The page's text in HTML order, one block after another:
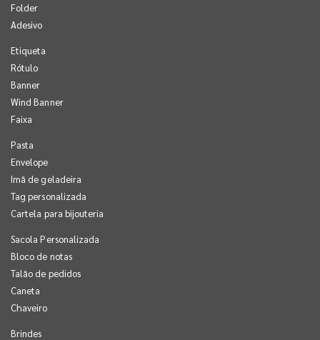
Folder
Adesivo
Etiqueta
Rótulo
Banner
Wind Banner
Faixa
Pasta
Envelope
Imã de geladeira
Tag personalizada
Cartela para bijouteria
Sacola Personalizada
Bloco de notas
Talão de pedidos
Caneta
Chaveiro
Brindes